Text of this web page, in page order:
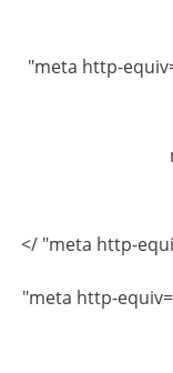
<meta http-equiv="X-UA-Compatible" content="IE=7.5"
<meta http-equiv="X-UA-Compatible" content="IE=100"